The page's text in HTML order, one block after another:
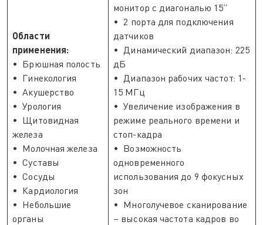
Области
применения:
• Брюшная полость
• Гинекология
• Акушерство
• Урология
• Щитовидная
железа
• Молочная железа
• Суставы
• Сосуды
• Кардиология
• Небольшие
органы
монитор с диагональю 15”
• 2 порта для подключения
датчиков
• Динамический диапазон: 225
дБ
• Диапазон рабочих частот: 1-
15 МГц
• Увеличение изображения в
режиме реального времени и
стоп-кадра
• Возможность
одновременного
использования до 9 фокусных
зон
• Многолучевое сканирование
– высокая частота кадров во